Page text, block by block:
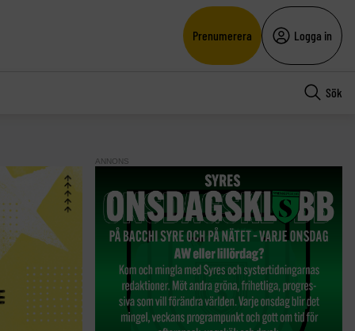
Prenumerera Logga in
Sök
ANNONS